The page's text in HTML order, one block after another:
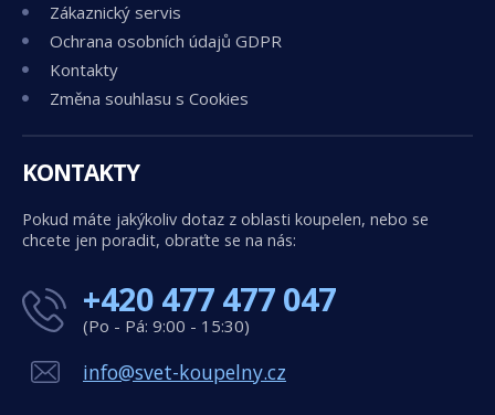
Zákaznický servis
Ochrana osobních údajů GDPR
Kontakty
Změna souhlasu s Cookies
KONTAKTY
Pokud máte jakýkoliv dotaz z oblasti koupelen, nebo se
chcete jen poradit, obraťte se na nás:
+420 477 477 047
(Po - Pá: 9:00 - 15:30)
info@svet-koupelny.cz